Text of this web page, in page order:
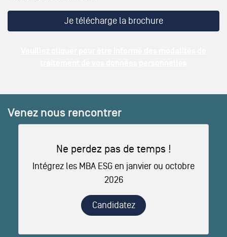
Venez nous rencontrer
Ne perdez pas de temps !
Intégrez les MBA ESG en janvier ou octobre
2026
Candidatez